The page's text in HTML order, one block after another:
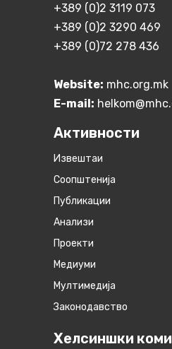
+389 (0)2 3119 073
+389 (0)2 3290 469
+389 (0)72 278 436
Website: mhc.org.mk
E-mail:
Активности
Извештаи
Соопштенија
Публикации
Анализи
Проекти
Медиуми
Мултимедија
Законодавство
Хелсиншки